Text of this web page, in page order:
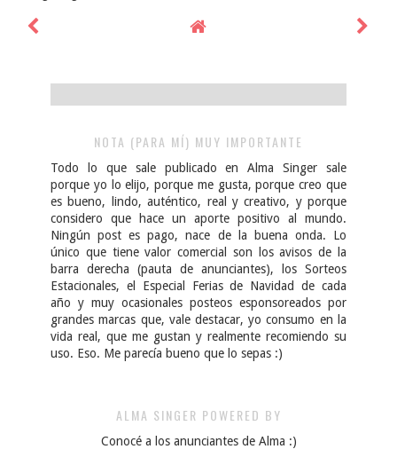
NOTA (PARA MÍ) MUY IMPORTANTE
Todo lo que sale publicado en Alma Singer sale
porque yo lo elijo, porque me gusta, porque creo que
es bueno, lindo, auténtico, real y creativo, y porque
considero que hace un aporte positivo al mundo.
Ningún post es pago, nace de la buena onda. Lo
único que tiene valor comercial son los avisos de la
barra derecha (pauta de anunciantes), los Sorteos
Estacionales, el Especial Ferias de Navidad de cada
año y muy ocasionales posteos esponsoreados por
grandes marcas que, vale destacar, yo consumo en la
vida real, que me gustan y realmente recomiendo su
uso. Eso. Me parecía bueno que lo sepas :)
ALMA SINGER POWERED BY
Conocé a los anunciantes de Alma :)